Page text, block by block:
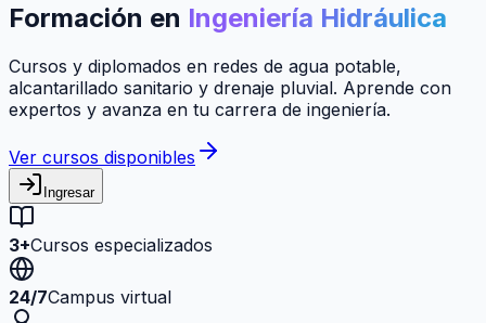
Formación en Ingeniería Hidráulica
Cursos y diplomados en redes de agua potable,
alcantarillado sanitario y drenaje pluvial. Aprende con
expertos y avanza en tu carrera de ingeniería.
Ver cursos disponibles
Ingresar
3+Cursos especializados
24/7Campus virtual